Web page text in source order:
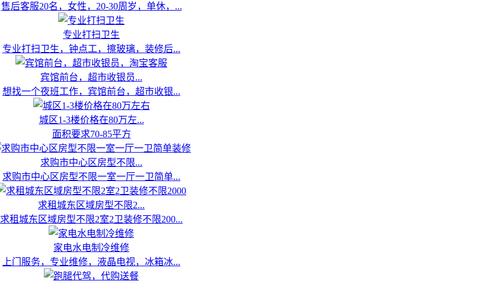
售后客服20名，女性，20-30周岁，单休，...
专业打扫卫生
专业打扫卫生，钟点工，擦玻璃，装修后...
宾馆前台，超市收银员...
想找一个夜班工作，宾馆前台，超市收银...
城区1-3楼价格在80万左...
面积要求70-85平方
求购市中心区房型不限...
求购市中心区房型不限一室一厅一卫简单...
求租城东区域房型不限2...
求租城东区域房型不限2室2卫装修不限200...
家电水电制冷维修
上门服务，专业维修，液晶电视，冰箱冰...